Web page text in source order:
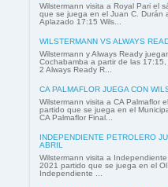
Wilstermann visita a Royal Pari el
que se juega en el Juan C. Durán
Aplazado 17:15 Wils...
WILSTERMANN VS ALWAYS
Wilstermann y Always Ready
Cochabamba a partir de las
2 Always Ready R...
CA PALMAFLOR JUEGA CON
Wilstermann visita a CA Palmaflor
partido que se juega en el
CA Palmaflor Final...
INDEPENDIENTE PETROLERO
ABRIL
Wilstermann visita a
2021 partido que se juega en el
Independiente ...